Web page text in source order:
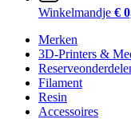
Winkelmandje €
Merken
3D-Printers &
Filament
Resin
Accessoires